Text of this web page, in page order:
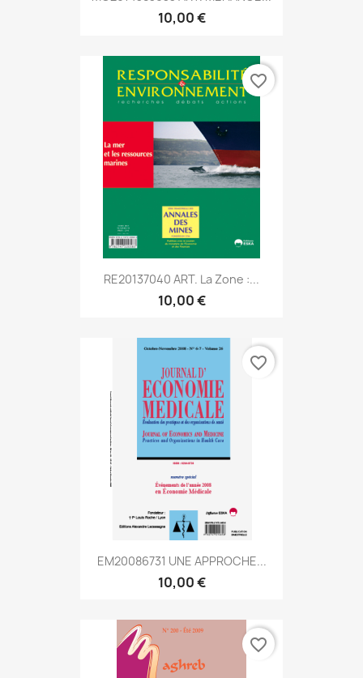
10,00 €
RE20137040 ART. La Zone :...
10,00 €
favorite_border
EM20086731 UNE APPROCHE...
10,00 €
favorite_border
favorite_border